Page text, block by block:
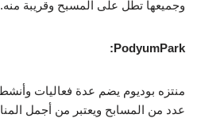
وجميعها تطل على المسبح وقريبة منه.
PodyumPark:
منتزه بوديوم يضم عدة فعاليات
عدد من المسابح ويعتبر من أجمل